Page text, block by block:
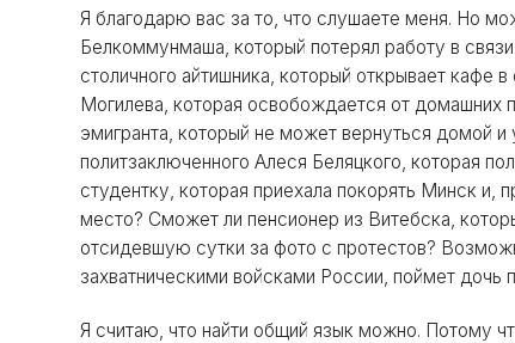
Я благодарю вас за то, что слушаете меня. Но
Белкоммунмаша, который потерял работу в
столичного айтишника, который открывает кафе
Могилева, которая освобождается от домашних
эмигранта, который не может вернуться домой
политзаключенного Алеся Беляцкого, которая
студентку, которая приехала покорять Минск
место? Сможет ли пенсионер из Витебска,
отсидевшую сутки за фото с протестов?
захватническими войсками России, поймет
Я считаю, что найти общий язык можно. Потому